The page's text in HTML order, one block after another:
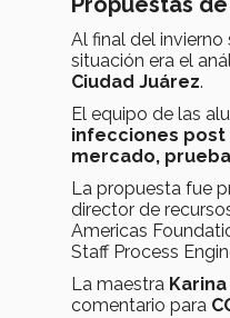
Al final del
situación era el
Ciudad Juárez.
El equipo de las
infecciones post
mercado,
La propuesta fue
director de
Americas
Staff Process
La maestra
comentario para